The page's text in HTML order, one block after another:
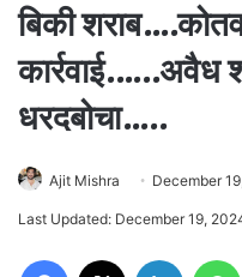
बिकी
कार्रवाई.…..अवैध
धरदबोचा…..
Ajit Mishra December
Last Updated: December 19,
Facebook LinkedIn